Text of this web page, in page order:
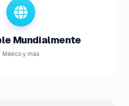
Mundialmente
México y más